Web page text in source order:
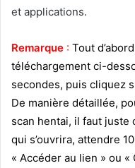
et applications.
Remarque : Tout
téléchargement ci-
secondes, puis cliquez
De manière détaillée,
scan hentai, il faut juste
qui s’ouvrira, attendre
« Accéder au lien » ou